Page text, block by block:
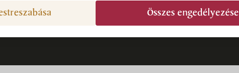
Összes engedélyezése
Akciók
Ajándékutalványok